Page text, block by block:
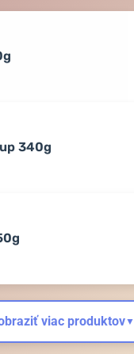
340g
viac produktov▼